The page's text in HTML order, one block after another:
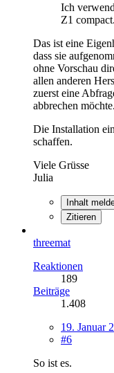
Ich
Z1 compact.
Das ist eine
dass sie
ohne Vorschau
allen anderen
zuerst eine
abbrechen möchte.
Die Installation
schaffen.
Viele Grüsse
Julia
Inhalt
Zitieren
threemat
Reaktionen
189
Beiträge
1.408
19. Januar
#6
So ist es.